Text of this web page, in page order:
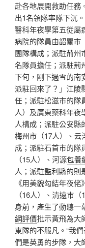
赴各地展開救助任務
出1名領隊率隊下沉
醫科年夜學第五從屬
病院的隊員由韶關市
團隊構成；派駐荊州
名隊員擔任；派駐荊
下旬，剛下過雪的南
派駐回來了？」江陵
任；派駐松滋市的隊
人）及廣東藥科年夜
人構成；派駐公安縣
梅州市（17人）、云
成；派駐石首市的隊
（15人）、河源包養
人；派駐監利縣的則
《用美貌勾結年夜
（16人）、清遠市
身前，產生了動聽一
網評價批示黃飛為大
東隊的不服凡。“我
們是英勇的步隊，大